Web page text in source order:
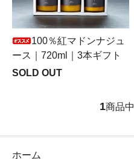
100％紅マドンナジュ
ース｜720ml｜3本ギフト
SOLD OUT
1商品中
ホーム